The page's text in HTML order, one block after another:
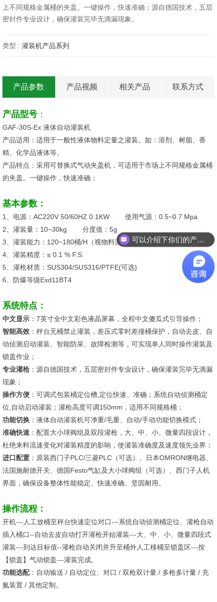
上不同规格金属桶的夹盖。一键操作，快速准确；源自德国技术，五层
密封件专业设计，确保灌装完毕无滴漏现象。
类型 : 灌装机产品系列
产品参数 产品视频 相关产品 联系方式
产品型号 ：
GAF-30S-Ex 液体自动灌装机
产品适用：适用于一般性液体物料定量之灌装。如：溶剂、树脂、香
精、化学品液体等。
产品特点 ：采用可替换式气动夹盖机，可适用于市场上不同规格金属桶
的夹盖。一键操作，快速准确；
基本参数：
1、电源：AC220V 50/60HZ 0.1KW 使用气源：0.5~0.7 Mpa
2、灌装量：10~30kg 分度值：5g
3、灌装能力：120~180桶/H（视物料流速）
4、灌装精度：≤ 0.1 % F.S.
5、灌枪材质：SUS304/SUS316/PTFE(可选)
6、防爆等级Exd11BT4
系统特点：
中文显示 ：7英寸全中文彩色液晶屏幕，全程中文傻瓜式引导操作；
智能高效 ：秤台无桶禁止灌装，差压式零时差撞桶保护，自动去皮、自
动侦测启动灌装、智能防呆、故障检测等，可实现单人同时操作灌装及
锁盖作业；
专业灌枪 ：源自德国技术，五层密封件专业设计，确保灌装完毕无滴漏
现象；
操作方便 ：可调式包装桶定位槽,定位快速、准确；系统自动侦测桶定
位,自动启动灌装；灌枪高度可调150mm，适用不同规格桶；
功能切换 ：液体自动灌装机可净重/毛重、自动/手动功能切换模式；
准确快速 ：配置大小球阀组及双段灌枪，大、中、小、微量四段设计，
杜绝来料流速变化对灌装精度的影响，使灌装准确度及速度领先业界；
进口配置 ：原装西门子PLC/三菱PLC（可选）、日本OMRON继电器、
法国施耐德开关、德国Festo气缸及大小球阀组（可选）、西门子人机
界面，确保设备整体性能稳定、快速准确、坚固耐用。
操作流程：
开机---人工放桶至秤台快速定位对口---系统自动侦测桶定位、灌枪自动
插入桶口--自动去皮自动打开灌枪开始灌装---大、中、小、微量四段式
灌装---到达目标值--灌枪自动关闭并升至桶外人工移桶至锁盖区---按
【锁盖】气动锁盖---灌装完成。
功能选配：自动输送 / 自动定位、对口 / 双枪双计量 / 多枪多计量 / 充
氮装置 / 其他定制。
可以介绍下你们的产品么？